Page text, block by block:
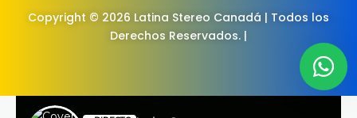
Copyright © 2026 Latina Stereo Canadá | Todos los
Derechos Reservados. |